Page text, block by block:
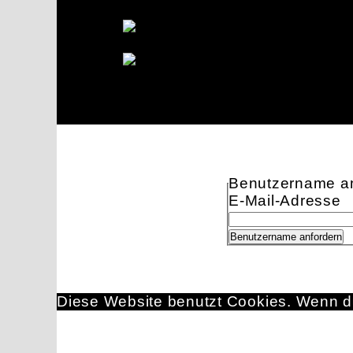
Benutzername
E-Mail-Adresse
Diese Website benutzt Cookies. Wenn